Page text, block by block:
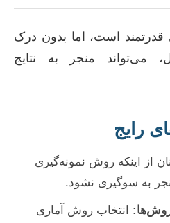
قدرتمند است، اما بدون درک
منجر به نتایج
رایج
از اینکه روش نمونه‌گیری
به سوگیری نشود.
روش‌ها: انتخاب روش آماری